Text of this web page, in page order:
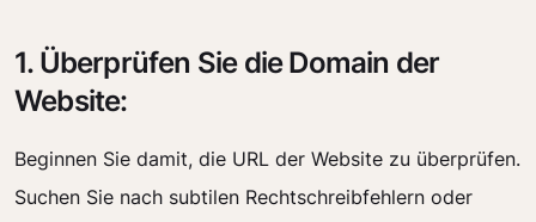
1. Überprüfen Sie die Domain der
Website:
Beginnen Sie damit, die URL der Website zu überprüfen.
Suchen Sie nach subtilen Rechtschreibfehlern oder